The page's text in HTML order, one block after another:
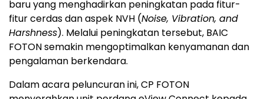
baru yang menghadirkan peningkatan pada fitur-
fitur cerdas dan aspek NVH (Noise, Vibration, and
Harshness). Melalui peningkatan tersebut, BAIC
FOTON semakin mengoptimalkan kenyamanan dan
pengalaman berkendara.
Dalam acara peluncuran ini, CP FOTON